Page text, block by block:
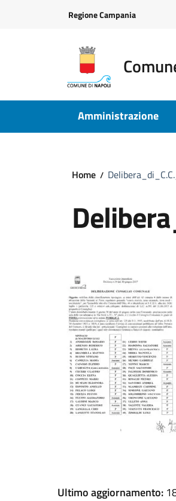
Regione Campania
Amministrazione
Home
Ultimo aggiornamento: